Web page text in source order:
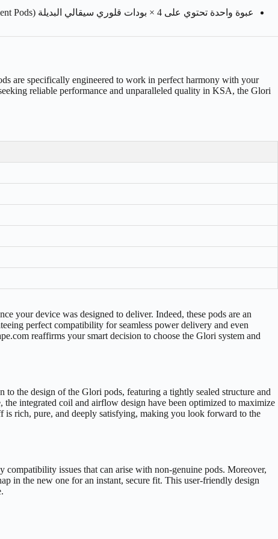
عبوة واحدة تحتوي على 4 × بودات قلوري سيقالي البديلة (Sigelei Glori Replacement Pods)
are specifically engineered to work in perfect harmony with your
reliable performance and unparalleled quality in KSA, the Glori
your device was designed to deliver. Indeed, these pods are an
perfect compatibility for seamless power delivery and even
reaffirms your smart decision to choose the Glori system and
the design of the Glori pods, featuring a tightly sealed structure and
integrated coil and airflow design have been optimized to maximize
is rich, pure, and deeply satisfying, making you look forward to the
issues that can arise with non-genuine pods. Moreover,
in the new one for an instant, secure fit. This user-friendly design